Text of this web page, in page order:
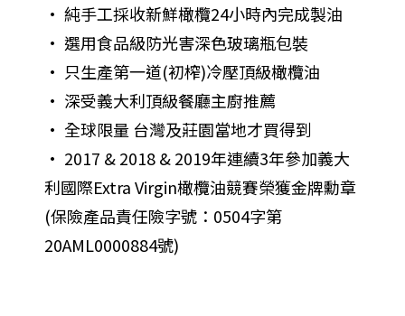
• 純手工採收新鮮橄欖24小時內完成製油
• 選用食品級防光害深色玻璃瓶包裝
• 只生產第一道(初榨)冷壓頂級橄欖油
• 深受義大利頂級餐廳主廚推薦
• 全球限量 台灣及莊園當地才買得到
• 2017 & 2018 & 2019年連續3年參加義大
利國際Extra Virgin橄欖油競賽榮獲金牌勳章
(保險產品責任險字號：0504字第
20AML0000884號)